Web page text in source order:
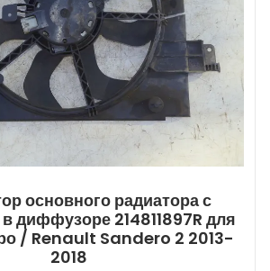
основного радиатора с
диффузоре 214811897R для
/ Renault Sandero 2 2013-
2018